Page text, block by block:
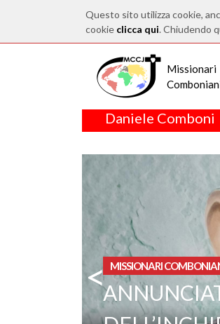
Questo sito utilizza cookie,
cookie clicca qui. Chiudendo
Missionari
Daniele Comboni
< MISSIONARI